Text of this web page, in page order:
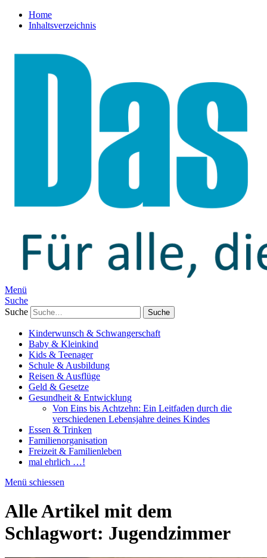
Home
Inhaltsverzeichnis
Menü
Suche
Suche
Kinderwunsch & Schwangerschaft
Baby & Kleinkind
Kids & Teenager
Schule & Ausbildung
Reisen & Ausflüge
Geld & Gesetze
Gesundheit & Entwicklung
Von Eins bis Achtzehn: Ein Leitfaden durch die
verschiedenen Lebensjahre deines Kindes
Essen & Trinken
Familienorganisation
Freizeit & Familienleben
mal ehrlich …!
Menü schiessen
Alle Artikel mit dem
Schlagwort: Jugendzimmer